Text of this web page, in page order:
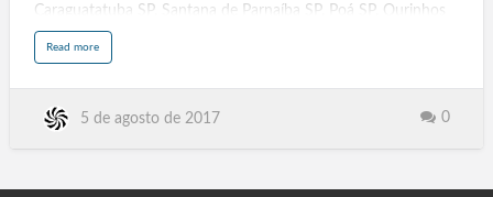
Caraguatatuba SP, Santana de Parnaíba SP, Poá SP, Ourinhos
SP, Rio Grande RS, Paulinia SP, Leme SP, Assis SP, Rio Claro SP,
Rio de Janeiro RJ, Acompanhantes Travestis São Paulo SP,
Travestis, Transex, Escorts, Goiânia GYN GO, Palmas TO,
Read morea
t
a
r
e
5 de agosto de 2017 0